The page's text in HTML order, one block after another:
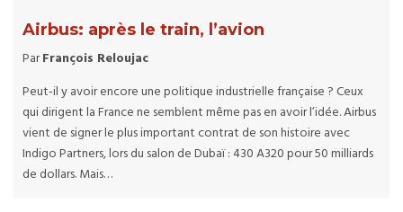
Airbus: après le train, l’avion
ParFrançois Reloujac
Peut-il y avoir encore une politique industrielle française ? Ceux
qui dirigent la France ne semblent même pas en avoir l’idée. Airbus
vient de signer le plus important contrat de son histoire avec
Indigo Partners, lors du salon de Dubaï : 430 A320 pour 50 milliards
de dollars. Mais…